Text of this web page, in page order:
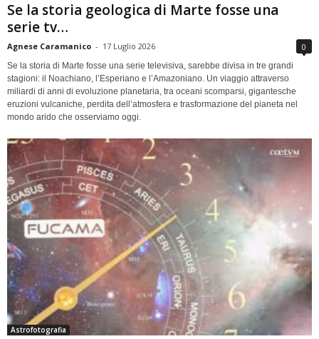
Se la storia geologica di Marte fosse una
serie tv…
Agnese Caramanico - 17 Luglio 2026 0
Se la storia di Marte fosse una serie televisiva, sarebbe divisa in tre grandi
stagioni: il Noachiano, l’Esperiano e l’Amazoniano. Un viaggio attraverso
miliardi di anni di evoluzione planetaria, tra oceani scomparsi, gigantesche
eruzioni vulcaniche, perdita dell’atmosfera e trasformazione del pianeta nel
mondo arido che osserviamo oggi.
Astrofotografia